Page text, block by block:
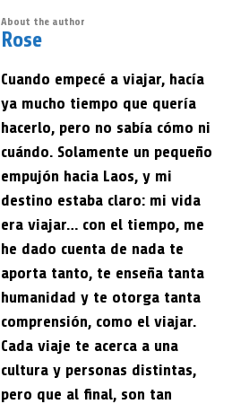
About the author
Rose
Cuando empecé a viajar, hacía
ya mucho tiempo que quería
hacerlo, pero no sabía cómo ni
cuándo. Solamente un pequeño
empujón hacia Laos, y mi
destino estaba claro: mi vida
era viajar… con el tiempo, me
he dado cuenta de nada te
aporta tanto, te enseña tanta
humanidad y te otorga tanta
comprensión, como el viajar.
Cada viaje te acerca a una
cultura y personas distintas,
pero que al final, son tan